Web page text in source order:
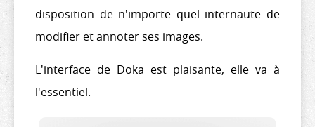
disposition de n'importe quel internaute de
modifier et annoter ses images.
L'interface de Doka est plaisante, elle va à
l'essentiel.